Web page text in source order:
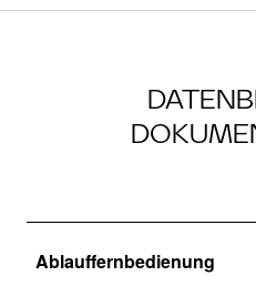
Ablauffernbedienung